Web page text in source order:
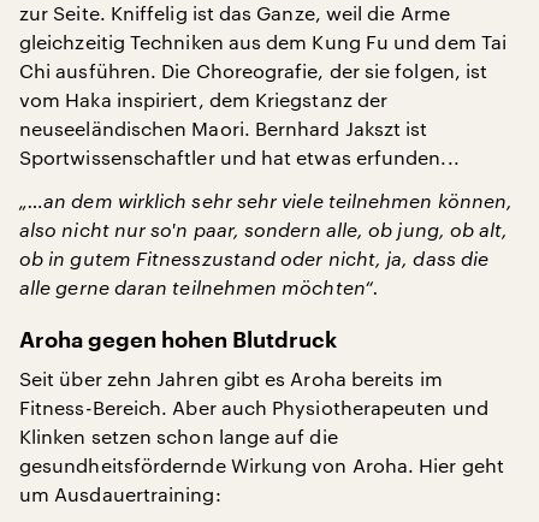
zur Seite. Kniffelig ist das Ganze, weil die Arme
gleichzeitig Techniken aus dem Kung Fu und dem Tai
Chi ausführen. Die Choreografie, der sie folgen, ist
vom Haka inspiriert, dem Kriegstanz der
neuseeländischen Maori. Bernhard Jakszt ist
Sportwissenschaftler und hat etwas erfunden...
„…an dem wirklich sehr sehr viele teilnehmen können,
also nicht nur so'n paar, sondern alle, ob jung, ob alt,
ob in gutem Fitnesszustand oder nicht, ja, dass die
alle gerne daran teilnehmen möchten“.
Aroha gegen hohen Blutdruck
Seit über zehn Jahren gibt es Aroha bereits im
Fitness-Bereich. Aber auch Physiotherapeuten und
Klinken setzen schon lange auf die
gesundheitsfördernde Wirkung von Aroha. Hier geht
um Ausdauertraining: